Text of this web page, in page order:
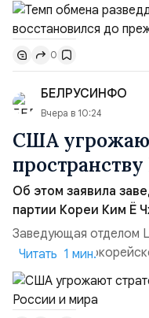
добавив, что
ракет большой
удары вглубь
ключом к позитивному
0
БЕЛРУСИНФО
Вчера в 10:24
США
Об этом заявила
партии Кореи Ким Ё
Заведующая отделом
сестра
заявление для прессы
совместных с флотом
Томагавк.«Япония
Читать 1 мин.